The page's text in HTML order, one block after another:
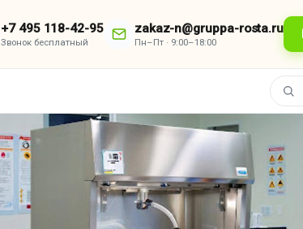
+7 495 118-42-95
Звонок бесплатный
zakaz-n@gruppa-rosta.ru
Пн–Пт · 9:00–18:00